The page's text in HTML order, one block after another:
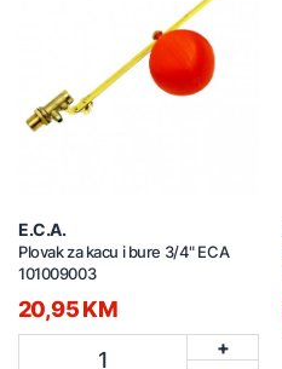
E.C.A.
Plovak za kacu i bure 3/4" ECA
101009003
20,95 KM
1
+